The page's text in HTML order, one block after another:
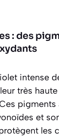
: des
intense
très
et
les